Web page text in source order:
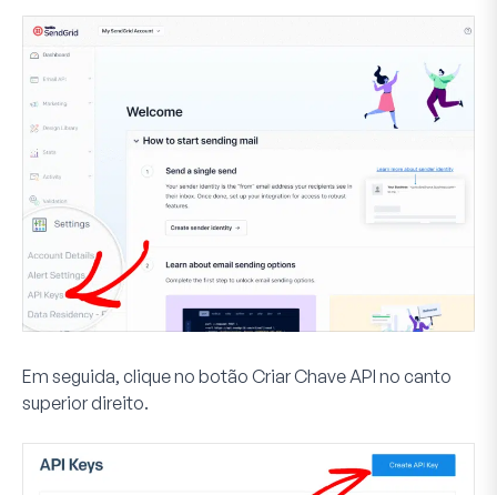
Em seguida, clique no botão Criar Chave API no canto
superior direito.